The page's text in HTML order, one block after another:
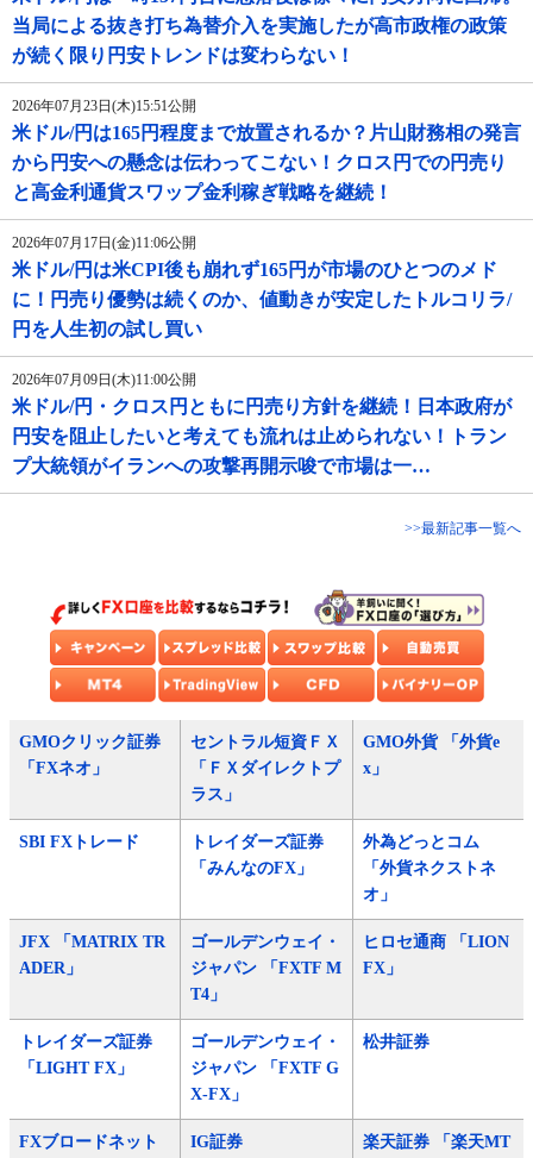
当局による抜き打ち為替介入を実施したが高市政権の政策
が続く限り円安トレンドは変わらない！
2026年07月23日(木)15:51公開
米ドル/円は165円程度まで放置されるか？片山財務相の発言
から円安への懸念は伝わってこない！クロス円での円売り
と高金利通貨スワップ金利稼ぎ戦略を継続！
2026年07月17日(金)11:06公開
米ドル/円は米CPI後も崩れず165円が市場のひとつのメド
に！円売り優勢は続くのか、値動きが安定したトルコリラ/
円を人生初の試し買い
2026年07月09日(木)11:00公開
米ドル/円・クロス円ともに円売り方針を継続！日本政府が
円安を阻止したいと考えても流れは止められない！トラン
プ大統領がイランへの攻撃再開示唆で市場は一…
>>最新記事一覧へ
GMOクリック証券
「FXネオ」
セントラル短資ＦＸ
「ＦＸダイレクトプ
ラス」
GMO外貨 「外貨e
x」
SBI FXトレード
トレイダーズ証券
「みんなのFX」
外為どっとコム
「外貨ネクストネ
オ」
JFX 「MATRIX TR
ADER」
ゴールデンウェイ・
ジャパン 「FXTF M
T4」
ヒロセ通商 「LION
FX」
トレイダーズ証券
「LIGHT FX」
ゴールデンウェイ・
ジャパン 「FXTF G
X-FX」
松井証券
FXブロードネット IG証券
楽天証券 「楽天MT